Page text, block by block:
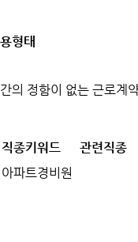
형태
의 정함이 없는 근로계
직종키워드
관련직종
아파트경비원